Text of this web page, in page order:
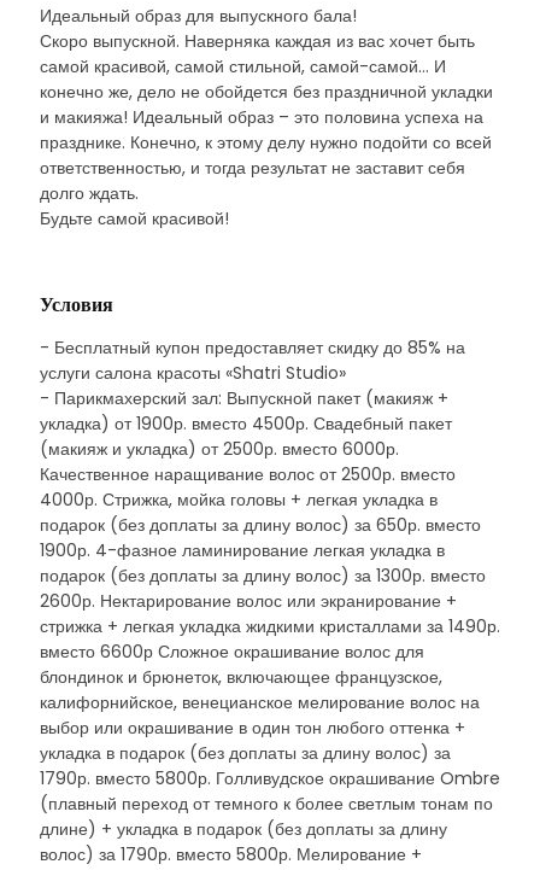
Идеальный образ для выпускного бала!
Скоро выпускной. Наверняка каждая из вас хочет быть
самой красивой, самой стильной, самой-самой... И
конечно же, дело не обойдется без праздничной укладки
и макияжа! Идеальный образ – это половина успеха на
празднике. Конечно, к этому делу нужно подойти со всей
ответственностью, и тогда результат не заставит себя
долго ждать.
Будьте самой красивой!
Условия
- Бесплатный купон предоставляет скидку до 85% на
услуги салона красоты «Shatri Studio»
- Парикмахерский зал: Выпускной пакет (макияж +
укладка) от 1900р. вместо 4500р. Свадебный пакет
(макияж и укладка) от 2500р. вместо 6000р.
Качественное наращивание волос от 2500р. вместо
4000р. Стрижка,­ мойка головы + легкая укладка в
подарок (без доплаты за длину волос) за 650р. вместо
1900р. 4-фазное ламинирова­ние легкая укладка в
подарок (без доплаты за длину волос) за 1300р. вместо
2600р. Нектарирование волос или экранирование +
стрижка + легкая укладка жидкими кристаллами за 1490р.
вместо 6600р Сложное окрашивание волос для
блондинок и брюнеток, включающее французское,
калифорнийское, венецианское мелирование волос на
выбор или окрашивание в один тон любого оттенка +
укладка в подарок (без доплаты за длину волос) за
1790р. вместо 5800р. Голливудское окрашивание Ombre
(плавный переход от темного к более светлым тонам по
длине) + укладка в подарок (без доплаты за длину
волос) за 1790р. вместо 5800р. Мелировани­е +